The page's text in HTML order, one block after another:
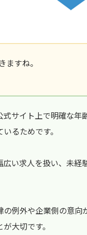
すね。
サイト上で明確な
るためです。
い求人を扱い、未
例外や企業側の意
大切です。